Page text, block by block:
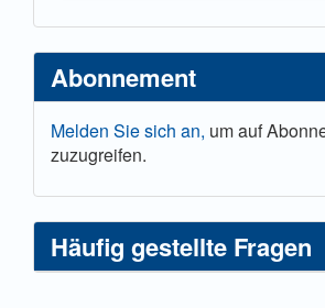
Abonnement
Melden Sie sich an, um auf
zuzugreifen.
Häufig gestellte Fragen